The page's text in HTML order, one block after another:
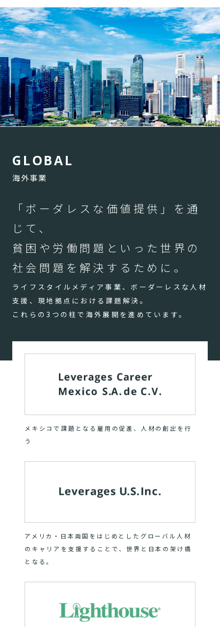
G LOBAL
海外事業
「ボーダレスな価値提供」を通
じて、
貧困や労働問題といった世界の
社会問題を解決するために。
ライフスタイルメディア事業、ボーダーレスな人材
支援、現地拠点における課題解決。
これらの3つの柱で海外展開を進めています。
メキシコで課題となる雇用の促進、人材の創出を行
う
アメリカ・日本両国をはじめとしたグローバル人材
のキャリアを支援することで、世界と日本の架け橋
となる。